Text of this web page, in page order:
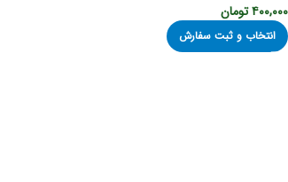
۴۰۰,۰۰۰تومان
انتخاب و ثبت سفارش